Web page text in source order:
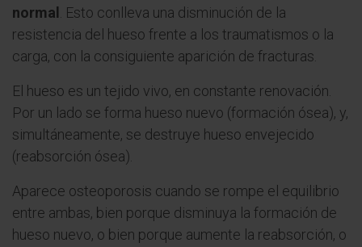
normal
. Esto conlleva una disminución de la
resistencia del hueso frente a los traumatismos o la
carga, con la consiguiente aparición de fracturas.
El hueso es un tejido vivo, en constante renovación.
Por un lado se forma hueso nuevo (formación ósea), y,
simultáneamente, se destruye hueso envejecido
(reabsorción ósea).
Aparece osteoporosis cuando se rompe el equilibrio
entre ambas, bien porque disminuya la formación de
hueso nuevo, o bien porque aumente la reabsorción, o